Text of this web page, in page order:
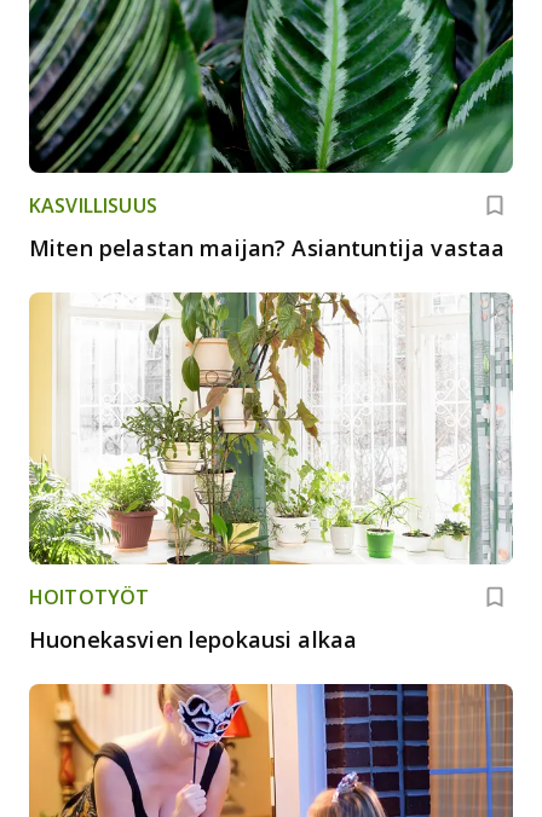
KASVILLISUUS
Miten pelastan maijan? Asiantuntija vastaa
HOITOTYÖT
Huonekasvien lepokausi alkaa